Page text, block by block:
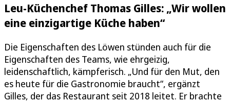
Leu-Küchenchef Thomas Gilles: „Wir wollen
eine einzigartige Küche haben“
Die Eigenschaften des Löwen stünden auch für die
Eigenschaften des Teams, wie ehrgeizig,
leidenschaftlich, kämpferisch. „Und für den Mut, den
es heute für die Gastronomie braucht“, ergänzt
Gilles, der das Restaurant seit 2018 leitet. Er brachte